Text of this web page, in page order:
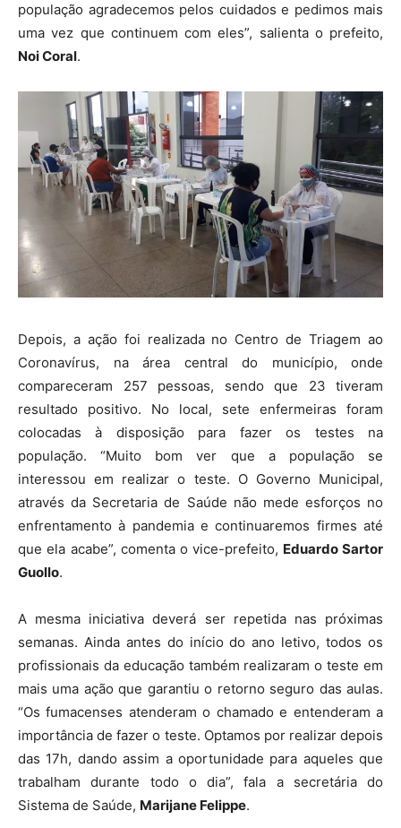
população agradecemos pelos cuidados e pedimos mais
uma vez que continuem com eles”, salienta o prefeito,
Noi Coral.
Depois, a ação foi realizada no Centro de Triagem ao
Coronavírus, na área central do município, onde
compareceram 257 pessoas, sendo que 23 tiveram
resultado positivo. No local, sete enfermeiras foram
colocadas à disposição para fazer os testes na
população. “Muito bom ver que a população se
interessou em realizar o teste. O Governo Municipal,
através da Secretaria de Saúde não mede esforços no
enfrentamento à pandemia e continuaremos firmes até
que ela acabe”, comenta o vice-prefeito, Eduardo Sartor
Guollo.
A mesma iniciativa deverá ser repetida nas próximas
semanas. Ainda antes do início do ano letivo, todos os
profissionais da educação também realizaram o teste em
mais uma ação que garantiu o retorno seguro das aulas.
“Os fumacenses atenderam o chamado e entenderam a
importância de fazer o teste. Optamos por realizar depois
das 17h, dando assim a oportunidade para aqueles que
trabalham durante todo o dia”, fala a secretária do
Sistema de Saúde, Marijane Felippe.